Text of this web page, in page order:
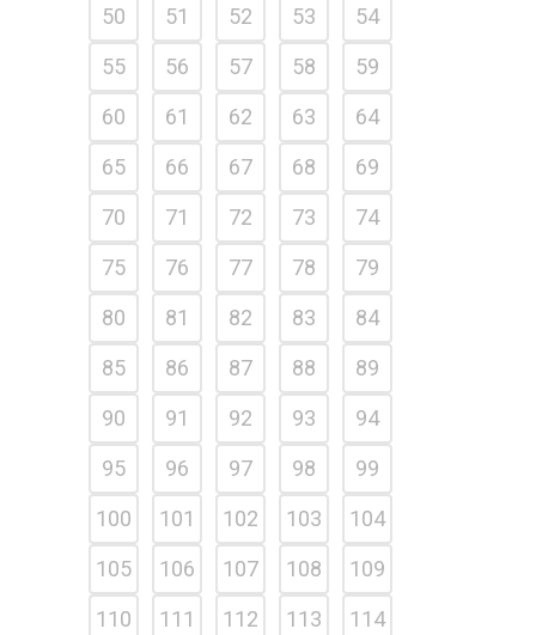
50
51 52 53
54
55
56 57 58
59
60
61 62 63
64
65
66 67 68
69
70
71 72 73
74
75
76 77 78
79
80
81 82 83
84
85
86 87 88
89
90
91 92 93
94
95
96 97 98
99
100
101 102 103
104
105
106 107 108
109
110
111 112 113
114